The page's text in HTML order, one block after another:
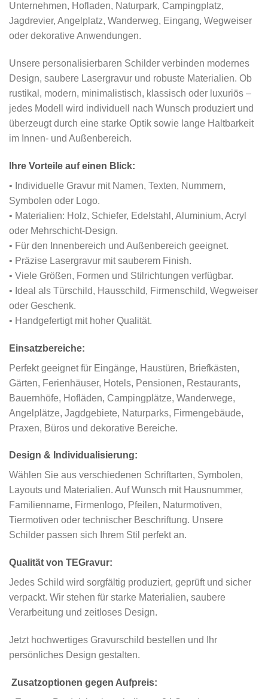
Unternehmen, Hofladen, Naturpark, Campingplatz,
Jagdrevier, Angelplatz, Wanderweg, Eingang, Wegweiser
oder dekorative Anwendungen.
Unsere personalisierbaren Schilder verbinden modernes
Design, saubere Lasergravur und robuste Materialien. Ob
rustikal, modern, minimalistisch, klassisch oder luxuriös –
jedes Modell wird individuell nach Wunsch produziert und
überzeugt durch eine starke Optik sowie lange Haltbarkeit
im Innen- und Außenbereich.
Ihre Vorteile auf einen Blick:
• Individuelle Gravur mit Namen, Texten, Nummern,
Symbolen oder Logo.
• Materialien: Holz, Schiefer, Edelstahl, Aluminium, Acryl
oder Mehrschicht-Design.
• Für den Innenbereich und Außenbereich geeignet.
• Präzise Lasergravur mit sauberem Finish.
• Viele Größen, Formen und Stilrichtungen verfügbar.
• Ideal als Türschild, Hausschild, Firmenschild, Wegweiser
oder Geschenk.
• Handgefertigt mit hoher Qualität.
Einsatzbereiche:
Perfekt geeignet für Eingänge, Haustüren, Briefkästen,
Gärten, Ferienhäuser, Hotels, Pensionen, Restaurants,
Bauernhöfe, Hofläden, Campingplätze, Wanderwege,
Angelplätze, Jagdgebiete, Naturparks, Firmengebäude,
Praxen, Büros und dekorative Bereiche.
Design & Individualisierung:
Wählen Sie aus verschiedenen Schriftarten, Symbolen,
Layouts und Materialien. Auf Wunsch mit Hausnummer,
Familienname, Firmenlogo, Pfeilen, Naturmotiven,
Tiermotiven oder technischer Beschriftung. Unsere
Schilder passen sich Ihrem Stil perfekt an.
Qualität von TEGravur:
Jedes Schild wird sorgfältig produziert, geprüft und sicher
verpackt. Wir stehen für starke Materialien, saubere
Verarbeitung und zeitloses Design.
Jetzt hochwertiges Gravurschild bestellen und Ihr
persönliches Design gestalten.
Zusatzoptionen gegen Aufpreis: